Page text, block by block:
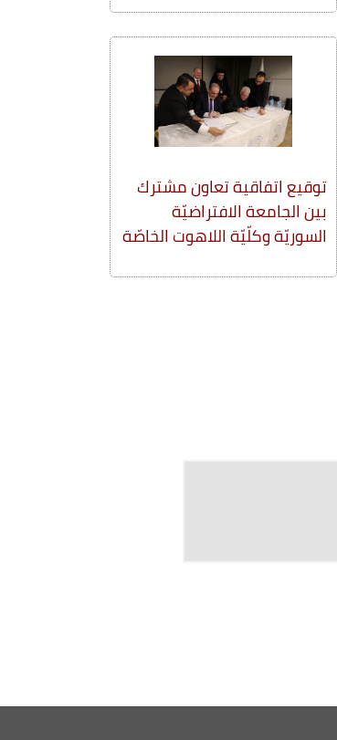
توقيع اتفاقية تعاون مشترك
بين الجامعة الافتراضيّة
السوريّة وكلّيّة اللاهوت الخاصّة